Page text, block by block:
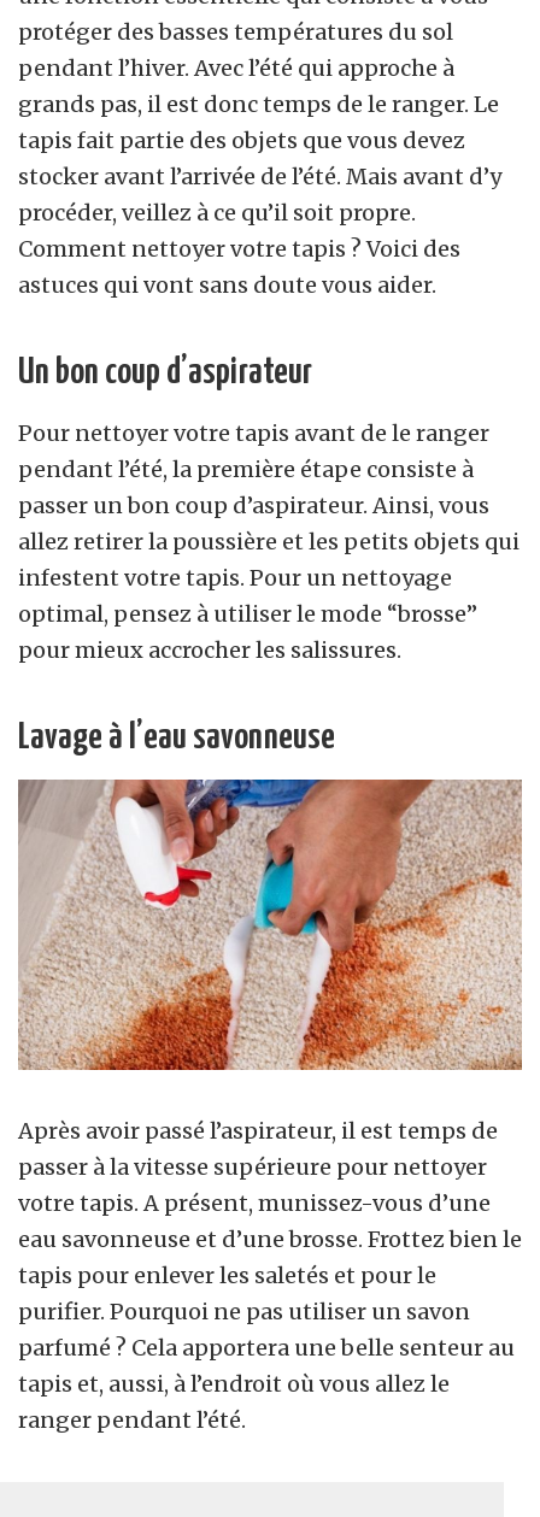
protéger des basses températures du sol
pendant l’hiver. Avec l’été qui approche à
grands pas, il est donc temps de le ranger. Le
tapis fait partie des objets que vous devez
stocker avant l’arrivée de l’été. Mais avant d’y
procéder, veillez à ce qu’il soit propre.
Comment nettoyer votre tapis ? Voici des
astuces qui vont sans doute vous aider.
Un bon coup d’aspirateur
Pour nettoyer votre tapis avant de le ranger
pendant l’été, la première étape consiste à
passer un bon coup d’aspirateur. Ainsi, vous
allez retirer la poussière et les petits objets qui
infestent votre tapis. Pour un nettoyage
optimal, pensez à utiliser le mode “brosse”
pour mieux accrocher les salissures.
Lavage à l’eau savonneuse
Après avoir passé l’aspirateur, il est temps de
passer à la vitesse supérieure pour nettoyer
votre tapis. A présent, munissez-vous d’une
eau savonneuse et d’une brosse. Frottez bien le
tapis pour enlever les saletés et pour le
purifier. Pourquoi ne pas utiliser un savon
parfumé ? Cela apportera une belle senteur au
tapis et, aussi, à l’endroit où vous allez le
ranger pendant l’été.